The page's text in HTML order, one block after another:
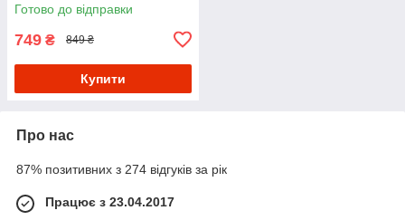
Готово до відправки
749 ₴ 849 ₴
Купити
Про нас
87% позитивних з 274 відгуків за рік
Працює з 23.04.2017